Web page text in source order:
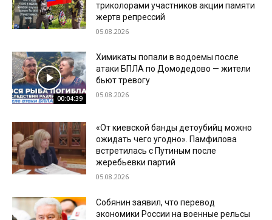
триколорами участников акции памяти
жертв репрессий
05.08.2026
00:04:39
Химикаты попали в водоемы после
атаки БПЛА по Домодедово — жители
бьют тревогу
05.08.2026
«От киевской банды детоубийц можно
ожидать чего угодно». Памфилова
встретилась с Путиным после
жеребьевки партий
05.08.2026
Собянин заявил, что перевод
экономики России на военные рельсы